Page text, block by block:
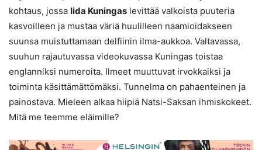
kohtaus, jossa Iida Kuningas levittää valkoista puuteria
kasvoilleen ja mustaa väriä huulilleen naamioidakseen
suunsa muistuttamaan delfiinin ilma-aukkoa. Valtavassa,
suuhun rajautuvassa videokuvassa Kuningas toistaa
englanniksi numeroita. Ilmeet muuttuvat irvokkaiksi ja
toiminta käsittämättömäksi. Tunnelma on pahaenteinen ja
painostava. Mieleen alkaa hiipiä Natsi-Saksan ihmiskokeet.
Mitä me teemme eläimille?